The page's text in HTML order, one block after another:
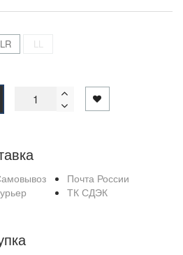
LR LL
Почта России
ТК СДЭК